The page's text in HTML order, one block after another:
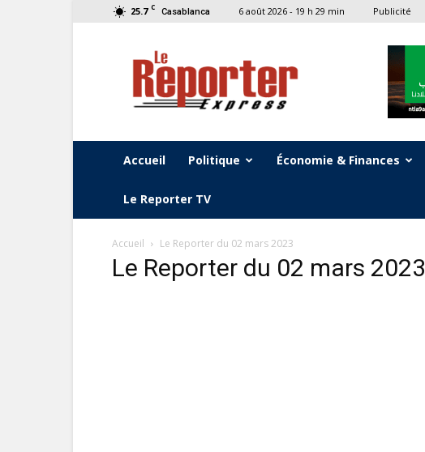
25.7 C Casablanca 6 août 2026 - 19 h 29 min Publicité
Le
Reporter
Express
Accueil Politique Économie & Finances
Le Reporter TV
Accueil Le Reporter du 02 mars 2023
Le Reporter du 02 mars 2023